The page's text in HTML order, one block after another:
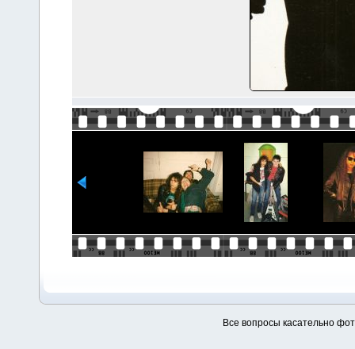
Все вопросы касательно